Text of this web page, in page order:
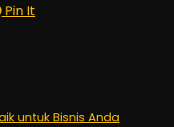
Pin It
untuk Bisnis Anda